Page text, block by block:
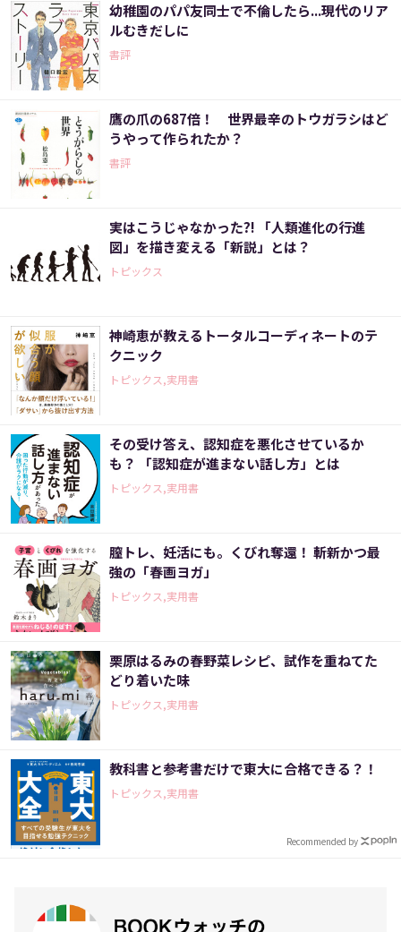
幼稚園のパパ友同士で不倫したら...現代のリア
ルむきだしに
書評
鷹の爪の687倍！ 世界最辛のトウガラシはど
うやって作られたか？
書評
実はこうじゃなかった?! 「人類進化の行進
図」を描き変える「新説」とは？
トピックス
神崎恵が教えるトータルコーディネートのテ
クニック
トピックス,実用書
その受け答え、認知症を悪化させているか
も？ 「認知症が進まない話し方」とは
トピックス,実用書
膣トレ、妊活にも。くびれ奪還！ 斬新かつ最
強の「春画ヨガ」
トピックス,実用書
栗原はるみの春野菜レシピ、試作を重ねてた
どり着いた味
トピックス,実用書
教科書と参考書だけで東大に合格できる？！
トピックス,実用書
Recommended by